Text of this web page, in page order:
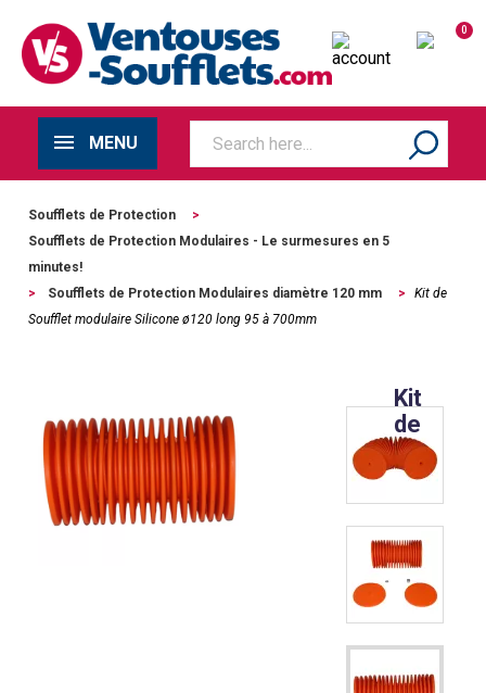
0
MENU
Soufflets de Protection
>
Soufflets de Protection Modulaires - Le surmesures en 5
minutes!
>
Soufflets de Protection Modulaires diamètre 120 mm >
Kit de
Soufflet modulaire Silicone ø120 long 95 à 700mm
Kit
de